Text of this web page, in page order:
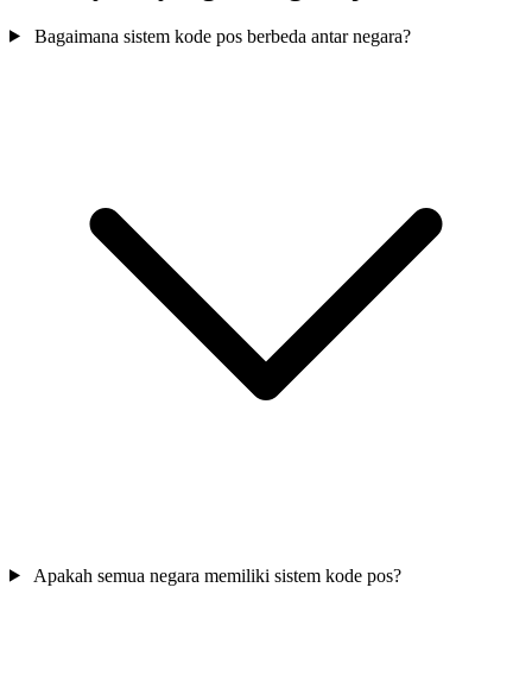
Bagaimana sistem kode pos berbeda antar negara?
Apakah semua negara memiliki sistem kode pos?